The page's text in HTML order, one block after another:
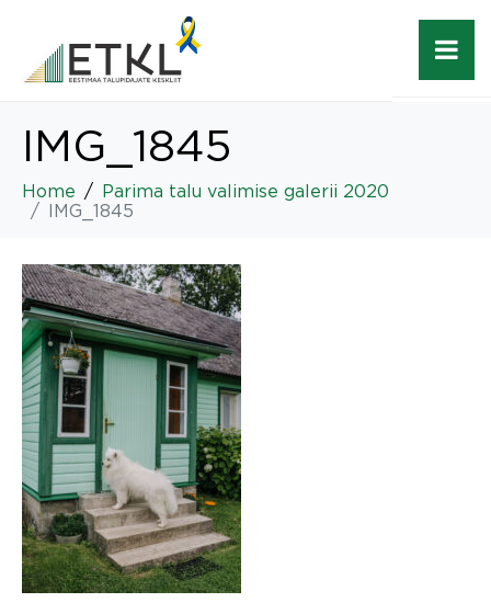
IMG_1845
Home
Parima talu valimise galerii 2020
IMG_1845